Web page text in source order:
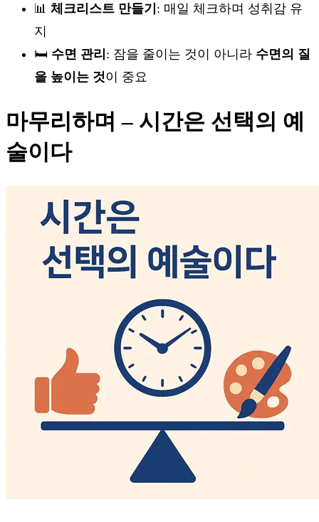
📊 체크리스트 만들기 : 매일 체크하며 성취감 유
지
🛏 수면 관리 : 잠을 줄이는 것이 아니라 수면의 질
을 높이는 것이 중요
마무리하며 – 시간은 선택의 예
술이다